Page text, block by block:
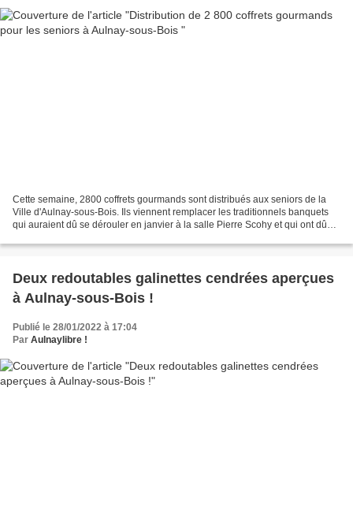
Cette semaine, 2800 coffrets gourmands sont distribués aux seniors de la
Ville d'Aulnay-sous-Bois. Ils viennent remplacer les traditionnels banquets
qui auraient dû se dérouler en janvier à la salle Pierre Scohy et qui ont dû
Deux redoutables galinettes cendrées aperçues
à Aulnay-sous-Bois !
Publié le 28/01/2022 à 17:04
Par Aulnaylibre !